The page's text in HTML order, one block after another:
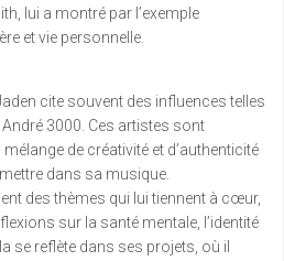
lui a montré par l’exemple
et vie personnelle.
cite souvent des influences telles
André 3000. Ces artistes sont
de créativité et d’authenticité
dans sa musique.
des thèmes qui lui tiennent à cœur,
sur la santé mentale, l’identité
se reflète dans ses projets, où il